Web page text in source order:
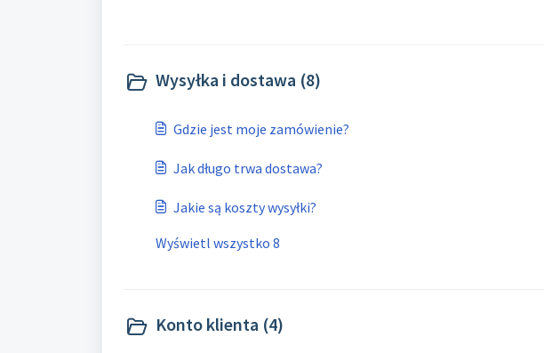
Wysyłka i dostawa (8)
Gdzie jest moje zamówienie?
Jak długo trwa dostawa?
Jakie są koszty wysyłki?
Wyświetl wszystko 8
Konto klienta (4)